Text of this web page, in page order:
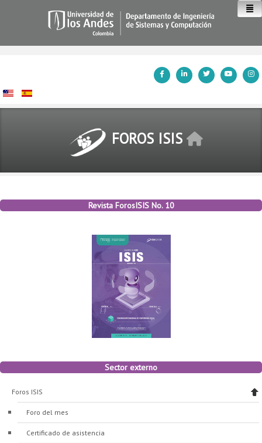
FOROS ISIS
Revista ForosISIS No. 10
Sector externo
Foros ISIS
Foro del mes
Certificado de asistencia